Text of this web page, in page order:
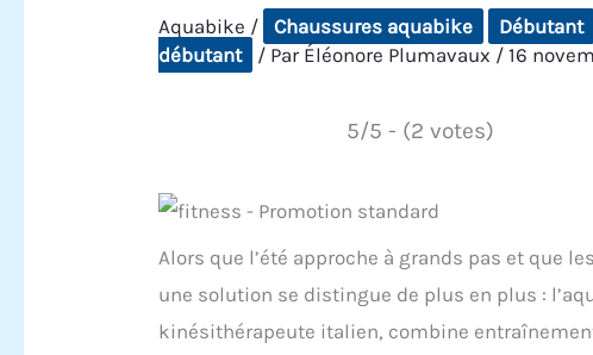
Aquabike / Chaussures aquabike Débutant
débutant
/ Par Éléonore Plumavaux /16
5/5 - (2 votes)
Alors que l’été approche à grands pas et que
une solution se distingue de plus en plus :
kinésithérapeute italien, combine